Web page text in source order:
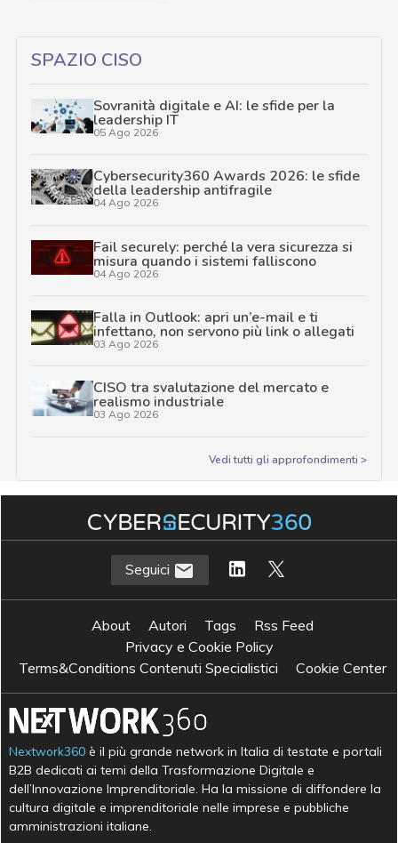
SPAZIO CISO
Sovranità digitale e AI: le sfide per la
leadership IT
05 Ago 2026
Cybersecurity360 Awards 2026: le sfide
della leadership antifragile
04 Ago 2026
Fail securely: perché la vera sicurezza si
misura quando i sistemi falliscono
04 Ago 2026
Falla in Outlook: apri un’e-mail e ti
infettano, non servono più link o allegati
03 Ago 2026
CISO tra svalutazione del mercato e
realismo industriale
03 Ago 2026
Vedi tutti gli approfondimenti >
Seguici
About Autori Tags
Rss Feed
Privacy e Cookie Policy
Terms&Conditions Contenuti Specialistici
Cookie Center
Nextwork360 è il più grande network in Italia di testate e portali
B2B dedicati ai temi della Trasformazione Digitale e
dell’Innovazione Imprenditoriale. Ha la missione di diffondere la
cultura digitale e imprenditoriale nelle imprese e pubbliche
amministrazioni italiane.